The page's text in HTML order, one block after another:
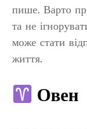
пише. Варто
та не
може стати
життя.
Овен